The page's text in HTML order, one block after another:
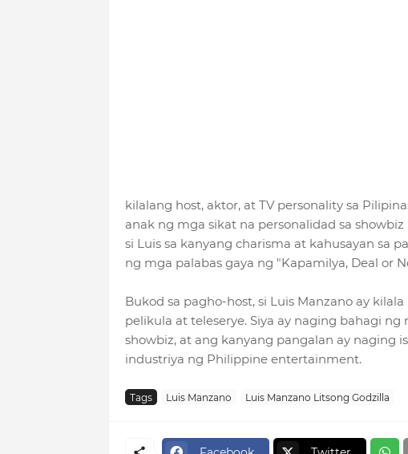
kilalang host, aktor, at TV personality sa
anak ng mga sikat na personalidad sa
si Luis sa kanyang charisma at kahusayan sa
ng mga palabas gaya ng "Kapamilya, Deal or
Bukod sa pagho-host, si Luis Manzano ay
pelikula at teleserye. Siya ay naging bahagi
showbiz, at ang kanyang pangalan ay naging
industriya ng Philippine entertainment.
Tags Luis Manzano Luis Manzano Litsong Godzilla